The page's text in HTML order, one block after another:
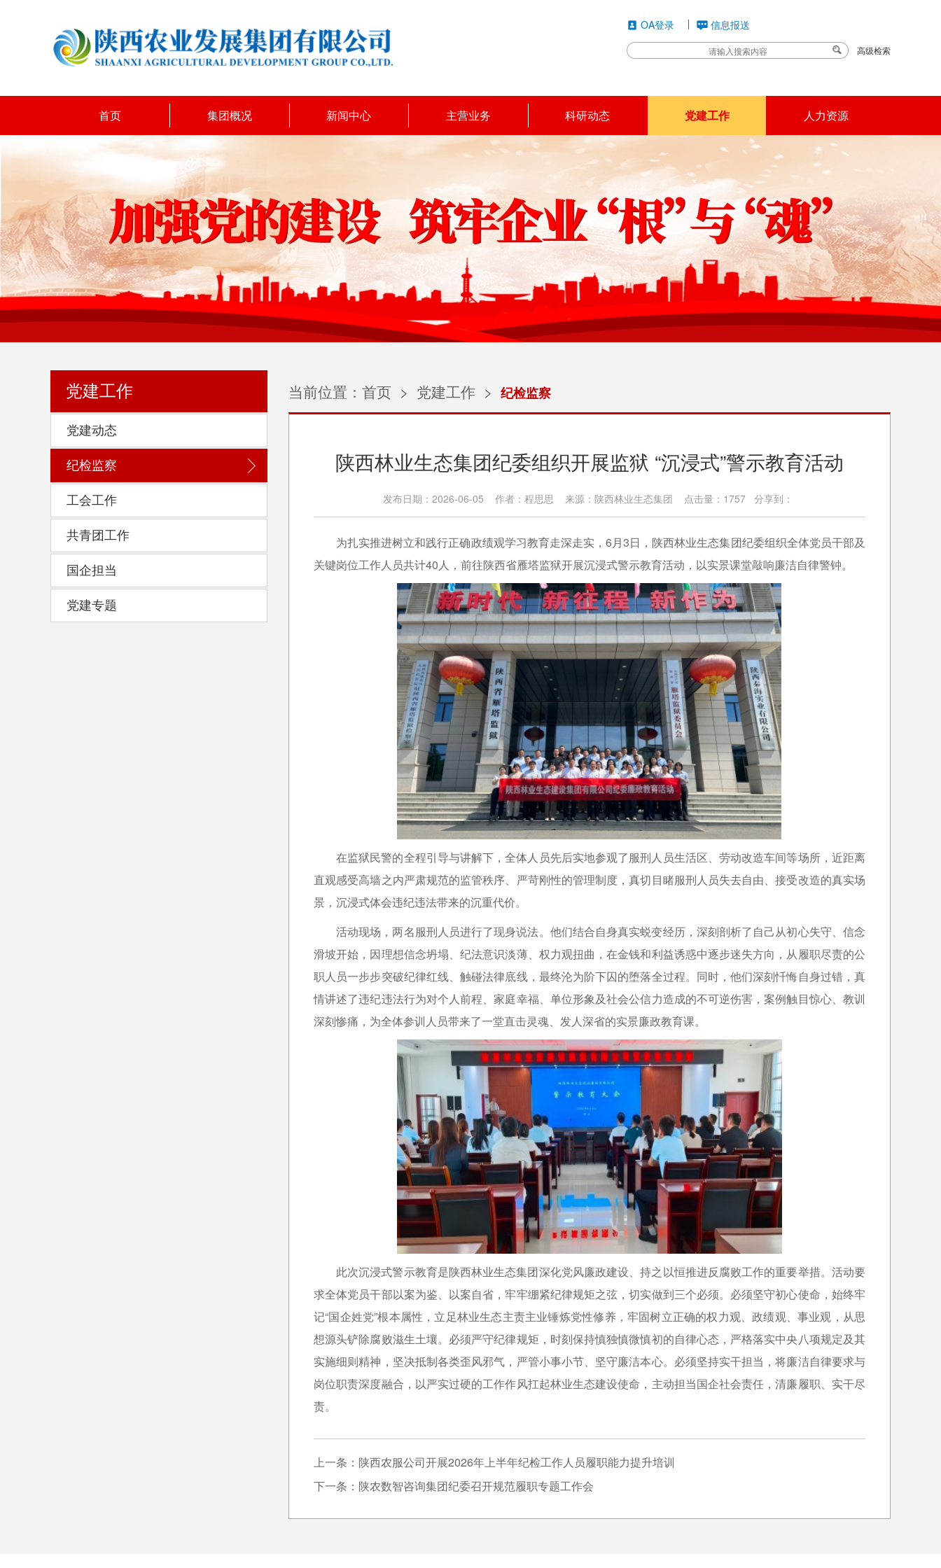
OA登录 信息报送
高级检索
首页 集团概况 新闻中心 主营业务 科研动态 党建工作 人力资源
党建工作
党建动态
纪检监察
工会工作
共青团工作
国企担当
党建专题
当前位置： 首页 > 党建工作 > 纪检监察
陕西林业生态集团纪委组织开展监狱 “沉浸式”警示教育活动
发布日期：2026-06-05 作者：程思思 来源：陕西林业生态集团 点击量：1757 分享到：
为扎实推进树立和践行正确政绩观学习教育走深走实，6月3日，陕西林业生态集团纪委组织全体党员干部及
关键岗位工作人员共计40人，前往陕西省雁塔监狱开展沉浸式警示教育活动，以实景课堂敲响廉洁自律警钟。
在监狱民警的全程引导与讲解下，全体人员先后实地参观了服刑人员生活区、劳动改造车间等场所，近距离
直观感受高墙之内严肃规范的监管秩序、严苛刚性的管理制度，真切目睹服刑人员失去自由、接受改造的真实场
景，沉浸式体会违纪违法带来的沉重代价。
活动现场，两名服刑人员进行了现身说法。他们结合自身真实蜕变经历，深刻剖析了自己从初心失守、信念
滑坡开始，因理想信念坍塌、纪法意识淡薄、权力观扭曲，在金钱和利益诱惑中逐步迷失方向，从履职尽责的公
职人员一步步突破纪律红线、触碰法律底线，最终沦为阶下囚的堕落全过程。同时，他们深刻忏悔自身过错，真
情讲述了违纪违法行为对个人前程、家庭幸福、单位形象及社会公信力造成的不可逆伤害，案例触目惊心、教训
深刻惨痛，为全体参训人员带来了一堂直击灵魂、发人深省的实景廉政教育课。
此次沉浸式警示教育是陕西林业生态集团深化党风廉政建设、持之以恒推进反腐败工作的重要举措。活动要
求全体党员干部以案为鉴、以案自省，牢牢绷紧纪律规矩之弦，切实做到三个必须。必须坚守初心使命，始终牢
记“国企姓党”根本属性，立足林业生态主责主业锤炼党性修养，牢固树立正确的权力观、政绩观、事业观，从思
想源头铲除腐败滋生土壤。必须严守纪律规矩，时刻保持慎独慎微慎初的自律心态，严格落实中央八项规定及其
实施细则精神，坚决抵制各类歪风邪气，严管小事小节、坚守廉洁本心。必须坚持实干担当，将廉洁自律要求与
岗位职责深度融合，以严实过硬的工作作风扛起林业生态建设使命，主动担当国企社会责任，清廉履职、实干尽
责。
上一条：陕西农服公司开展2026年上半年纪检工作人员履职能力提升培训
下一条：陕农数智咨询集团纪委召开规范履职专题工作会